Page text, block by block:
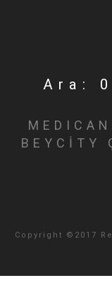
Ara:
BEYCİTY
Copyright ©2017